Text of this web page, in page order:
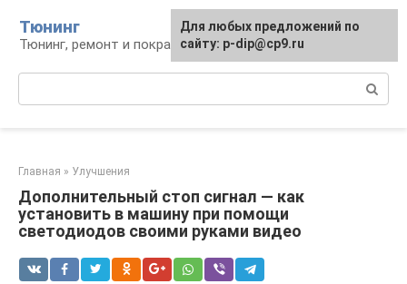
контенту
Тюнинг
Тюнинг, ремонт и покраска автомобиля
Главная » Улучшения
Дополнительный стоп сигнал — как
установить в машину при помощи
светодиодов своими руками видео
Для любых предложений по
сайту: p-dip@cp9.ru